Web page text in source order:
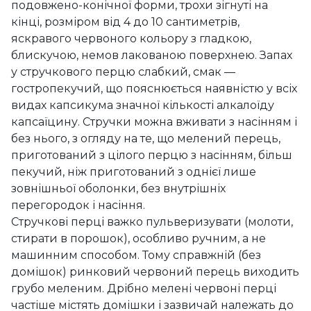
подовжено-конічної форми, трохи зігнуті на
кінці, розміром від 4 до 10 сантиметрів,
яскравого червоного кольору з гладкою,
блискучою, немов лакованою поверхнею. Запах
у стручкового перцю слабкий, смак —
гостропекучий, що пояснюється наявністю у всіх
видах капсикума значної кількості алкалоїду
капсаїцину. Стручки можна вживати з насінням і
без нього, з огляду на те, що мелений перець,
приготований з цілого перцю з насінням, більш
пекучий, ніж приготований з однієї лише
зовнішньої оболонки, без внутрішніх
перегородок і насіння.
Стручкові перці важко пульверизувати (молоти,
стирати в порошок), особливо ручним, а не
машинним способом. Тому справжній (без
домішок) ринковий червоний перець виходить
грубо меленим. Дрібно мелені червоні перці
частіше містять домішки і зазвичай належать до